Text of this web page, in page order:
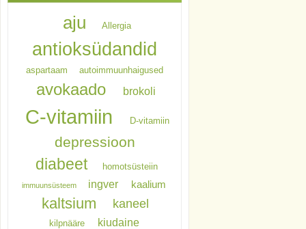
aju Allergia
antioksüdandid
aspartaam autoimmuunhaigused
avokaado brokoli
C-vitamiin D-vitamiin
depressioon
diabeet homotsüsteiin
immuunsüsteem ingver kaalium
kaltsium kaneel
kilpnääre kiudaine